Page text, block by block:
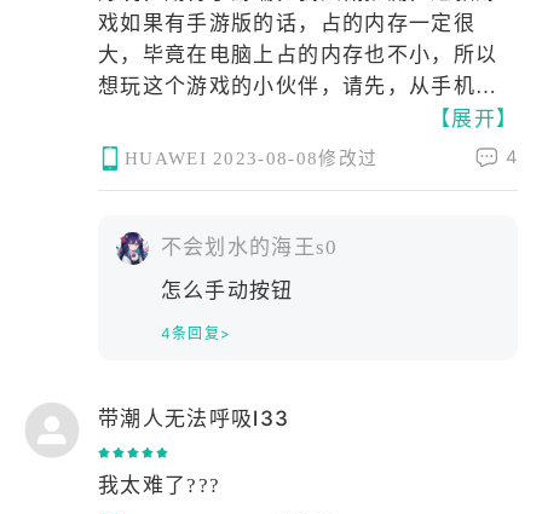
戏如果有手游版的话，占的内存一定很
大，毕竟在电脑上占的内存也不小，所以
想玩这个游戏的小伙伴，请先，从手机中
腾出10 GB的空间（最好20GB）运行内存
6～8g最好，中端型的处理器，这是我推荐
游端发布,推荐👍🌹
【展开】
HUAWEI 2023-08-08修改过 4
不会划水的海王s0
怎么手动按钮
4条回复>
带潮人无法呼吸l33
我太难了???